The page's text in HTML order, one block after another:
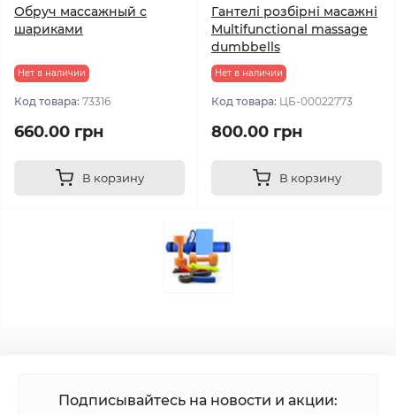
Обруч массажный с
шариками
Нет в наличии
Код товара: 73316
660.00 грн
В корзину
Гантелі розбірні масажні
Multifunctional massage
dumbbells
Нет в наличии
Код товара: ЦБ-00022773
800.00 грн
В корзину
Подписывайтесь на новости и акции: